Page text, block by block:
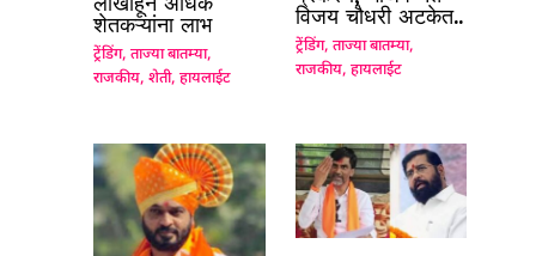
शेतकऱ्यांना लाभ
ट्रेंडिंग,ताज्या बातम्या,
राजकीय,शेती,हायलाईट
विजय चौधरी अटकेत..
ट्रेंडिंग, ताज्या बातम्या,
राजकीय, हायलाईट